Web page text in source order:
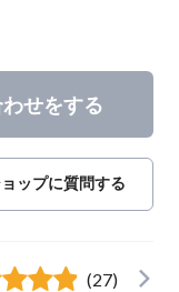
せをする
ップに質問する
(27)